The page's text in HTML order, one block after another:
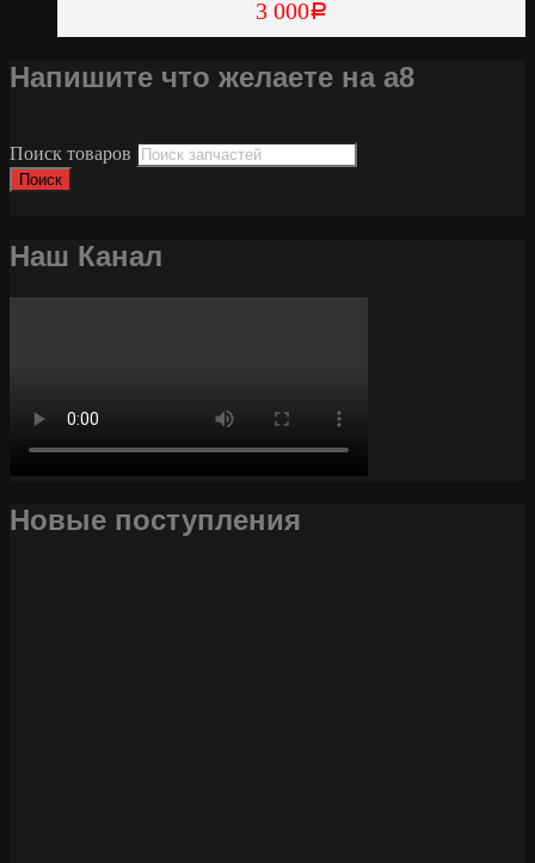
3 000Р
Напишите что желаете на а8
Поиск товаров
Поиск
Наш Канал
Новые поступления